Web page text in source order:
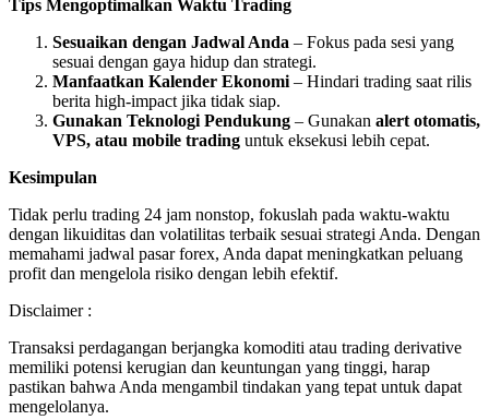
Tips Mengoptimalkan Waktu Trading
Sesuaikan dengan Jadwal Anda – Fokus pada sesi yang
sesuai dengan gaya hidup dan strategi.
Manfaatkan Kalender Ekonomi– Hindari trading saat rilis
berita high-impact jika tidak siap.
Gunakan Teknologi Pendukung – Gunakan alert otomatis,
VPS, atau mobile trading untuk eksekusi lebih cepat.
Kesimpulan
Tidak perlu trading 24 jam nonstop, fokuslah pada waktu-waktu
dengan likuiditas dan volatilitas terbaik sesuai strategi Anda. Dengan
memahami jadwal pasar forex, Anda dapat meningkatkan peluang
profit dan mengelola risiko dengan lebih efektif.
Disclaimer :
Transaksi perdagangan berjangka komoditi atau trading derivative
memiliki potensi kerugian dan keuntungan yang tinggi, harap
pastikan bahwa Anda mengambil tindakan yang tepat untuk dapat
mengelolanya.